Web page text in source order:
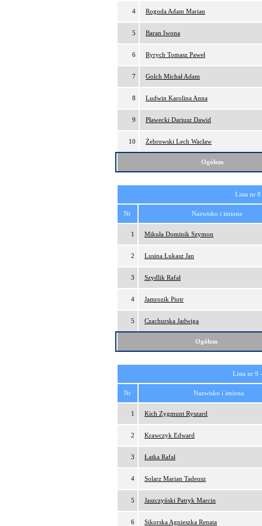
4 Rogoda Adam Marian
5 Baran Iwona
6 Ryrych Tomasz Paweł
7 Golch Michał Adam
8 Ludwin Karolina Anna
9 Pławecki Dariusz Dawid
10 Żebrowski Lech Wacław
Ogółem
Lista nr
Nr Nazwisko i imiona
1 Mikuła Dominik Szymon
2 Lusina Łukasz Jan
3 Szydlik Rafał
4 Jamrozik Piotr
5 Czachurska Jadwiga
Ogółem
Lista nr 9
Nr Nazwisko i imiona
1 Kich Zygmunt Ryszard
2 Krawczyk Edward
3 Łatka Rafał
4 Solarz Marian Tadeusz
5 Jaszczyński Patryk Marcin
6 Sikorska Agnieszka Renata